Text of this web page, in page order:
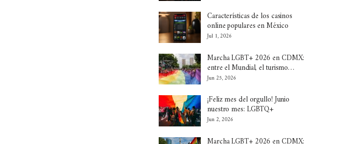
Características de los casinos
online populares en México
Jul 1, 2026
Marcha LGBT+ 2026 en CDMX:
entre el Mundial, el turismo…
Jun 25, 2026
¡Feliz mes del orgullo! Junio
nuestro mes: LGBTQ+
Jun 2, 2026